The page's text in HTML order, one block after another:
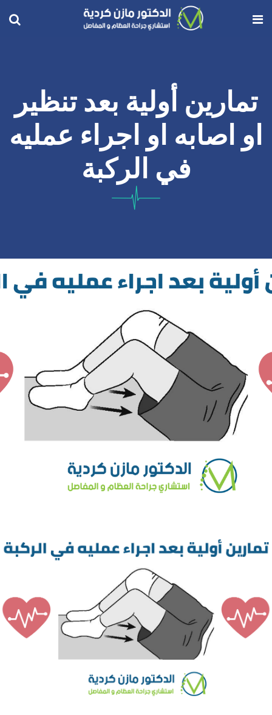
تمارين أولية بعد تنظير
او اصابه او اجراء عمليه
في الركبة